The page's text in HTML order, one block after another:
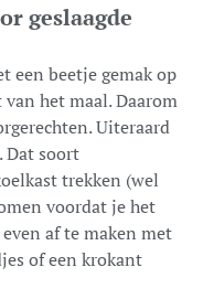
geslaagde
een beetje gemak op
het maal. Daarom
Uiteraard
Dat soort
trekken (wel
voordat je het
af te maken met
of een krokant